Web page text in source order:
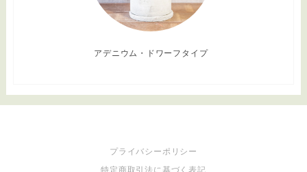
アデニウム・ドワーフタイプ
プライバシーポリシー
特定商取引法に基づく表記